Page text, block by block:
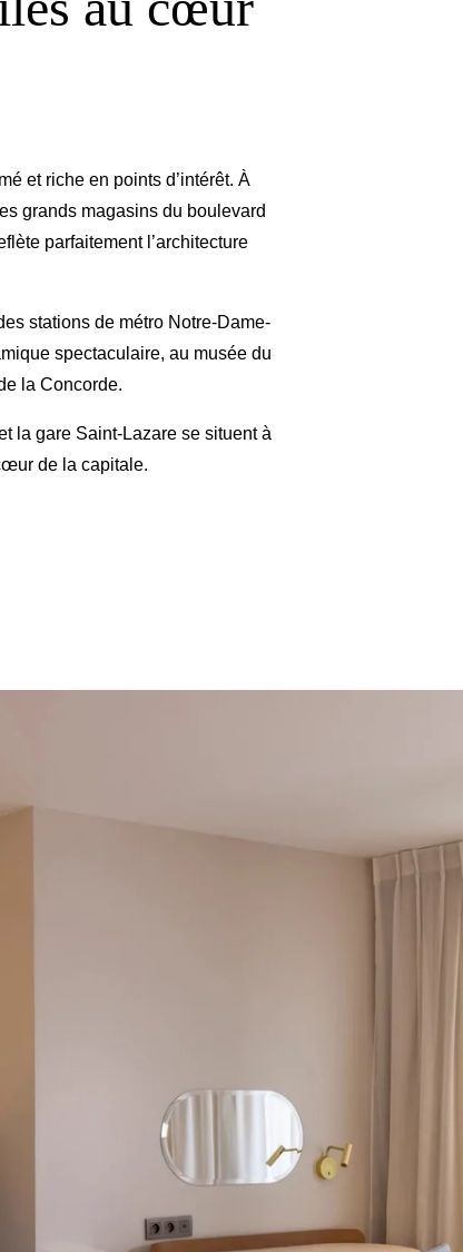
et riche en points d’intérêt. À
grands magasins du boulevard
parfaitement l’architecture
stations de métro Notre-Dame-
spectaculaire, au musée du
la Concorde.
la gare Saint-Lazare se situent à
de la capitale.